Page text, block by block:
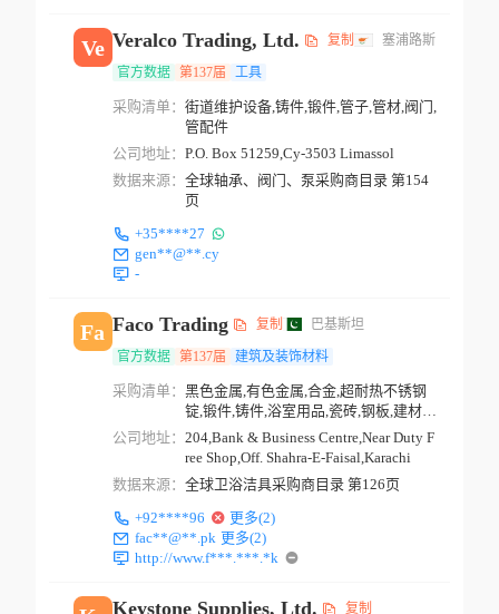
Ve Veralco Trading, Ltd. 复制 塞浦路斯
官方数据 第137届 工具
采购清单： 街道维护设备,铸件,锻件,管子,管材,阀门,
管配件
公司地址： P.O. Box 51259,Cy-3503 Limassol
数据来源： 全球轴承、阀门、泵采购商目录 第154
页
+35****27
gen**@**.cy
-
Fa Faco Trading 复制 巴基斯坦
官方数据 第137届 建筑及装饰材料
采购清单： 黑色金属,有色金属,合金,超耐热不锈钢
锭,锻件,铸件,浴室用品,瓷砖,钢板,建材,
金属制品
公司地址： 204,Bank & Business Centre,Near Duty F
ree Shop,Off. Shahra-E-Faisal,Karachi
数据来源： 全球卫浴洁具采购商目录 第126页
+92****96
更多(2)
fac**@**.pk 更多(2)
http://www.f***.***.*k
Keystone Supplies, Ltd. 复制